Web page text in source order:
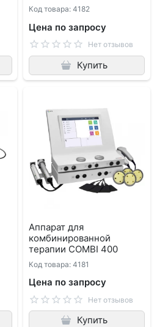
Код товара: 4182
Цена по запросу
Нет отзывов
Купить
Аппарат для
комбинированной
терапии COMBI 400
Код товара: 4181
Цена по запросу
Нет отзывов
Купить